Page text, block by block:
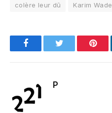
colère leur dû Karim Wade
FacebookTwitter
P